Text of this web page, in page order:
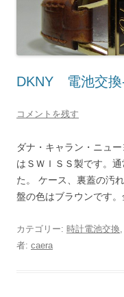
DKNY 電池交換
コメントを残す
ダナ・キャラン・ニュ
はＳＷＩＳＳ製です。
た。 ケース、裏蓋の汚
盤の色はブラウンです
カテゴリー: 時計電池交換,
者: caera